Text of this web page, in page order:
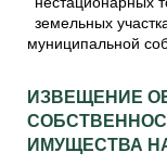
земельных
муниципальной
ИЗВЕЩЕНИЕ
ИМУЩЕСТВА НА